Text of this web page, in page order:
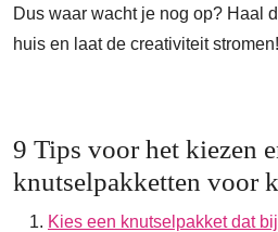
Dus waar wacht je nog op? Haal
huis en laat de creativiteit stromen!
9 Tips voor het kiezen
knutselpakketten voor
Kies een knutselpakket dat